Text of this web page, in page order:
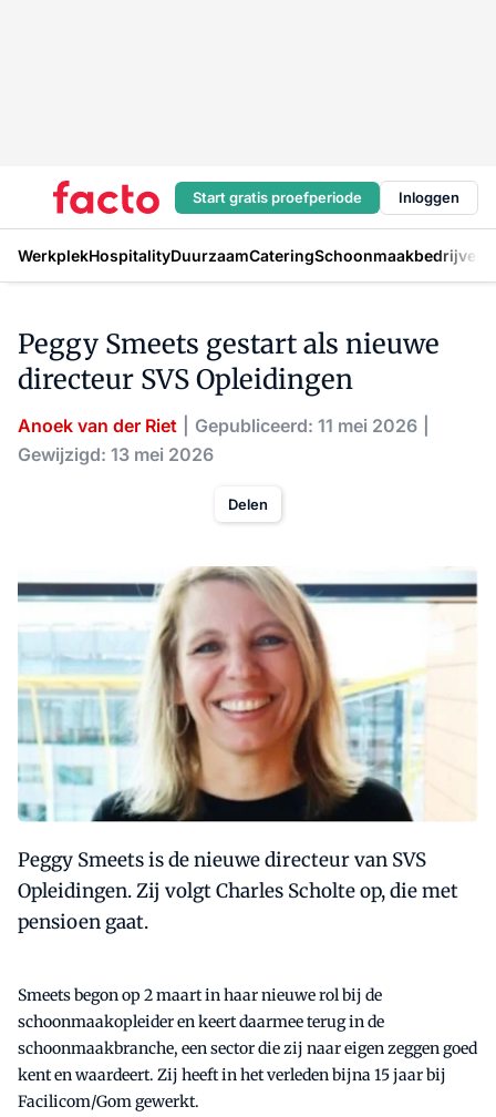
Start gratis proefperiode Inloggen
WerkplekHospitalityDuurzaamCateringSchoonmaakbedrijven
Peggy Smeets gestart als nieuwe
directeur SVS Opleidingen
Anoek van der Riet
Gepubliceerd: 11 mei 2026
Gewijzigd: 13 mei 2026
Delen
Peggy Smeets is de nieuwe directeur van SVS
Opleidingen. Zij volgt Charles Scholte op, die met
pensioen gaat.
Smeets begon op 2 maart in haar nieuwe rol bij de
schoonmaakopleider en keert daarmee terug in de
schoonmaakbranche, een sector die zij naar eigen zeggen goed
kent en waardeert. Zij heeft in het verleden bijna 15 jaar bij
Facilicom/Gom gewerkt.